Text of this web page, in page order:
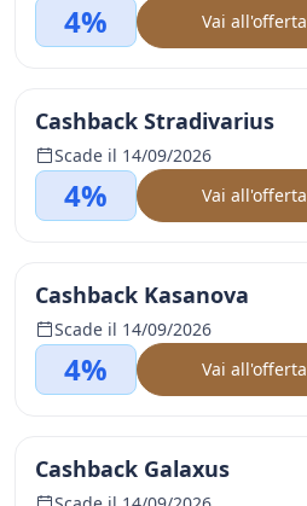
4% Vai all'offerta
Cashback Stradivarius
Scade il 14/09/2026
4% Vai all'offerta
Cashback Kasanova
Scade il 14/09/2026
4% Vai all'offerta
Cashback Galaxus